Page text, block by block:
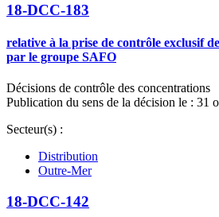
18-DCC-183
relative à la prise de contrôle exclusif
par le groupe SAFO
Décisions de contrôle des concentrations
Publication du sens de la décision le : 31
Secteur(s) :
Distribution
Outre-Mer
18-DCC-142